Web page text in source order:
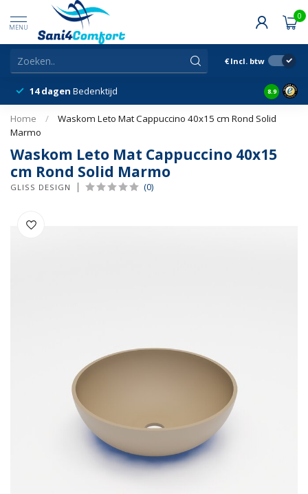
MENU
0
€ Incl. btw
14 dagen Bedenktijd Snelle
8.9
Home /
Waskom Leto Mat Cappuccino 40x15 cm Rond Solid
Marmo
Waskom Leto Mat Cappuccino 40x15
cm Rond Solid Marmo
GLISS DESIGN (0)